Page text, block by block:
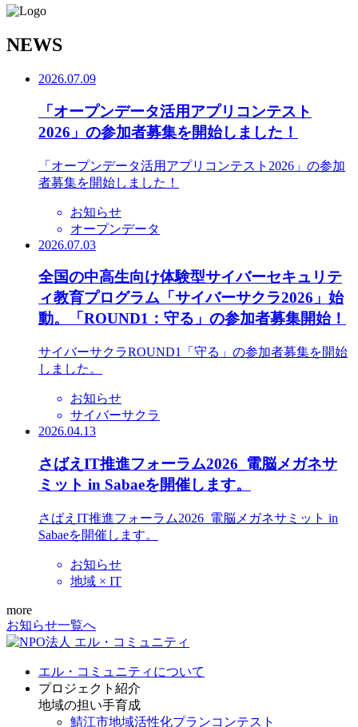
NEWS
2026.07.09
「オープンデータ活用アプリコンテスト
2026」の参加者募集を開始しました！
「オープンデータ活用アプリコンテスト2026」の参加
者募集を開始しました！
お知らせ
オープンデータ
2026.07.03
全国の中高生向け体験型サイバーセキュリテ
ィ教育プログラム「サイバーサクラ2026」始
動。「ROUND1：守る」の参加者募集開始！
サイバーサクラROUND1「守る」の参加者募集を開始
しました。
お知らせ
サイバーサクラ
2026.04.13
さばえIT推進フォーラム2026_電脳メガネサ
ミット in Sabaeを開催します。
さばえIT推進フォーラム2026_電脳メガネサミット in
Sabaeを開催します。
お知らせ
地域 × IT
more
お知らせ一覧へ
エル・コミュニティについて
プロジェクト紹介
地域の担い手育成
鯖江市地域活性化プランコンテスト